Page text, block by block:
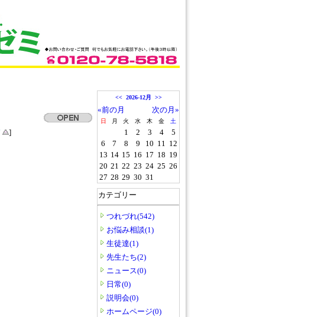
]
<< 2026-12月 >>
«前の月 次の月»
日 月 火 水 木 金 土
1 2 3 4
5
6
7 8 9 10 11 12
13 14 15 16 17 18 19
20 21 22 23 24 25 26
27 28 29 30 31
カテゴリー
つれづれ(542)
お悩み相談(1)
生徒達(1)
先生たち(2)
ニュース(0)
日常(0)
説明会(0)
ホームページ(0)